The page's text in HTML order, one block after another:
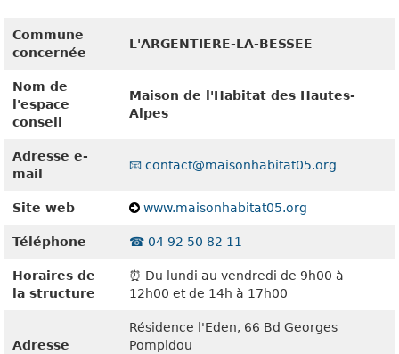
Commune
concernée
L'ARGENTIERE-LA-BESSEE
Nom de
l'espace
conseil
Maison de l'Habitat des Hautes-
Alpes
Adresse e-
mail
📧 contact@maisonhabitat05.org
Site web www.maisonhabitat05.org
Téléphone ☎️ 04 92 50 82 11
Horaires de
la structure
⏰ Du lundi au vendredi de 9h00 à
12h00 et de 14h à 17h00
Adresse
Résidence l'Eden, 66 Bd Georges
Pompidou